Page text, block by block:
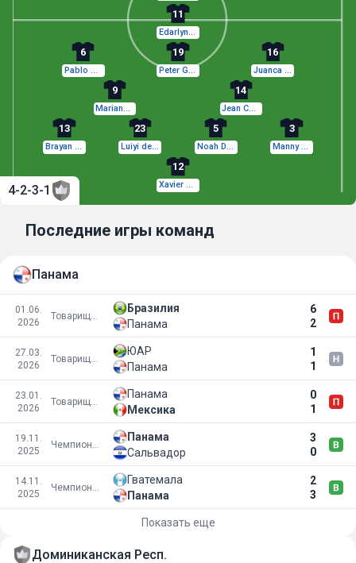
12
Xavier Valdez
13
Brayan Ademán
23
Luiyi de Lucas
5
Noah Dollenmayer
3
Manny Rodríguez
9
Mariano Díaz
14
Jean Carlos López
6
Pablo Rosario
19
Peter González
16
Juanca Pineda
11
Edarlyn Reyes
4-2-3-1
Последние игры команд
Панама
01.06.
2026
Бразилия
6
2
Панама
27.03.
2026
ЮАР
1
1
Панама
23.01.
2026
Панама
0
1
Мексика
19.11.
2025
Панама
3
0
Сальвадор
14.11.
2025
Гватемала
2
3
Панама
Показать еще
Доминиканская Респ.